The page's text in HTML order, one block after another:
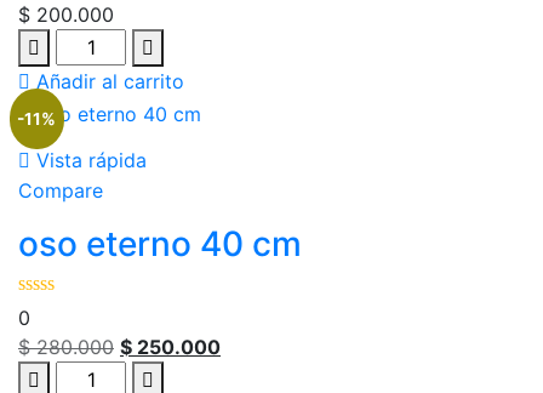
$ 200.000
Añadir al carrito
-11%
Vista rápida
Compare
oso eterno 40 cm
0
$280.000 $ 250.000